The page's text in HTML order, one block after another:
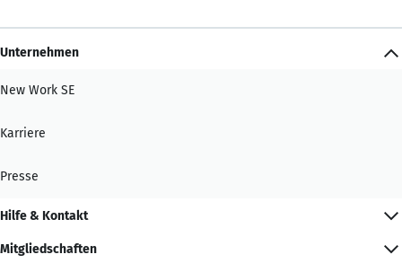
Unternehmen
New Work SE
Karriere
Presse
Hilfe & Kontakt
Mitgliedschaften